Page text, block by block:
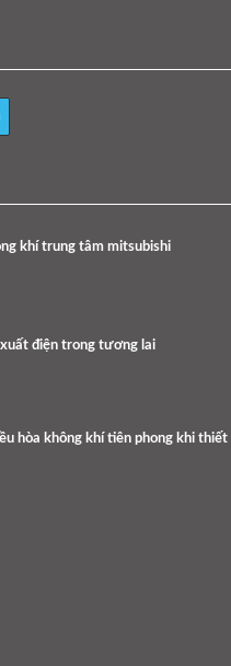
khí trung tâm mitsubishi
điện trong tương lai
hòa không khí tiên phong khi thiết